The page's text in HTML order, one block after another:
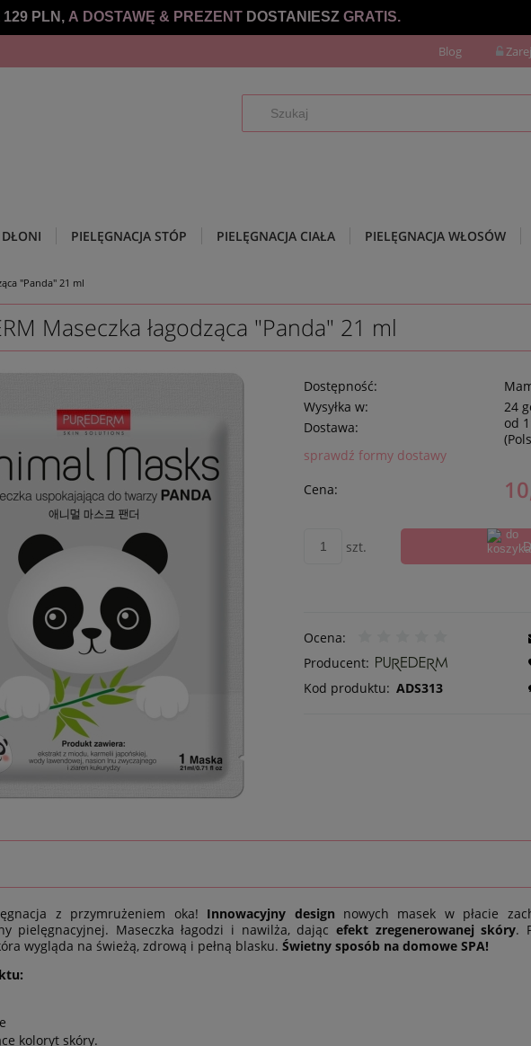
129 PLN, A DOSTAWĘ & PREZENT DOSTANIESZ GRATIS.
Blog
DŁONI PIELĘGNACJA STÓP PIELĘGNACJA CIAŁA PIELĘGNACJA WŁOSÓW
"Panda" 21 ml
Maseczka łagodząca "Panda" 21 ml
Dostępność:
Wysyłka w:
24
Dostawa:
od
sprawdź formy dostawy
Cena:
szt.
Ocena:
Producent:
Kod produktu: ADS313
z przymrużeniem oka! Innowacyjny design nowych masek w płacie
pielęgnacyjnej. Maseczka łagodzi i nawilża, dając efekt zregenerowanej skóry.
wygląda na świeżą, zdrową i pełną blasku. Świetny sposób na domowe SPA!
koloryt skóry.